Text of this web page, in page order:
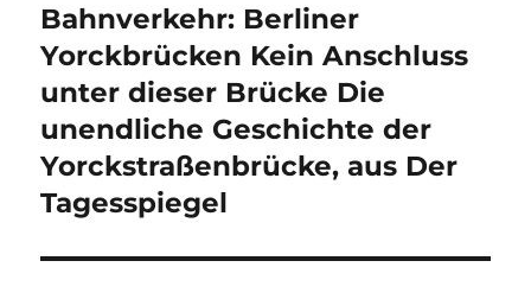
Beitrag:
Bahnverkehr: Berliner
Yorckbrücken Kein Anschluss
unter dieser Brücke Die
unendliche Geschichte der
Yorckstraßenbrücke, aus Der
Tagesspiegel